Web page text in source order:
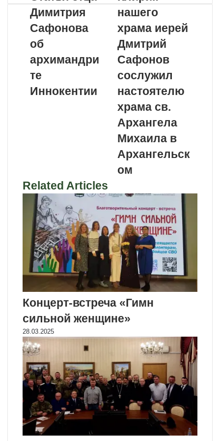
Димитрия
Сафонова
об
архимандри
те
Иннокентии
нашего
храма иерей
Дмитрий
Сафонов
сослужил
настоятелю
храма св.
Архангела
Михаила в
Архангельск
ом
Related Articles
Концерт-встреча «Гимн
сильной женщине»
28.03.2025